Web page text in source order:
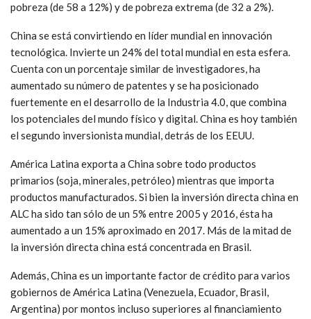
pobreza (de 58 a 12%) y de pobreza extrema (de 32 a 2%).
China se está convirtiendo en líder mundial en innovación
tecnológica. Invierte un 24% del total mundial en esta esfera.
Cuenta con un porcentaje similar de investigadores, ha
aumentado su número de patentes y se ha posicionado
fuertemente en el desarrollo de la Industria 4.0, que combina
los potenciales del mundo físico y digital. China es hoy también
el segundo inversionista mundial, detrás de los EEUU.
América Latina exporta a China sobre todo productos
primarios (soja, minerales, petróleo) mientras que importa
productos manufacturados. Si bien la inversión directa china en
ALC ha sido tan sólo de un 5% entre 2005 y 2016, ésta ha
aumentado a un 15% aproximado en 2017. Más de la mitad de
la inversión directa china está concentrada en Brasil.
Además, China es un importante factor de crédito para varios
gobiernos de América Latina (Venezuela, Ecuador, Brasil,
Argentina) por montos incluso superiores al financiamiento